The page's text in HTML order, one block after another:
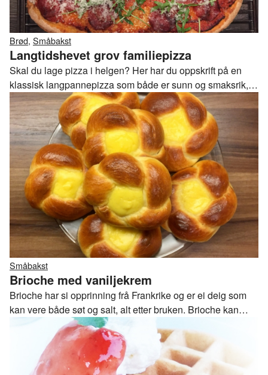
Brød, Småbakst
Langtidshevet grov familiepizza
Skal du lage pizza i helgen? Her har du oppskrift på en
klassisk langpannepizza som både er sunn og smaksrik,
da den har grovmel i bunnen og litt grønnsaker i
pizzasausen. Denne familiepizzaen er en stor slager
hjemme hos landslagstrener Erlend Volden.
Småbakst
Brioche med vaniljekrem
Brioche har si opprinning frå Frankrike og er ei deig som
kan vere både søt og salt, alt etter bruken. Brioche kan
vere alt i frå brød og rundstykker til hamburger- og
pølsebrød, til bollar og annan type søt bakst.Brioche seiast
å vere sjølve prinsessa blant søt kveitebakst, så her tar eg
føre meg brioche som bollar!